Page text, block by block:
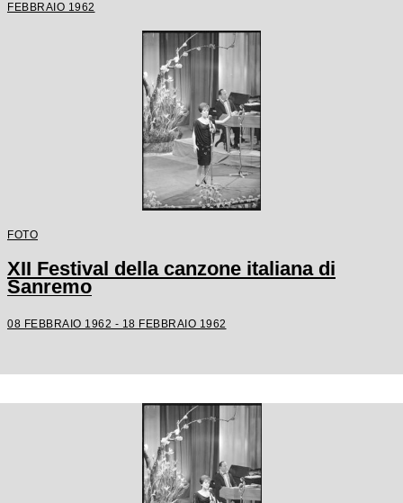
FEBBRAIO 1962
FOTO
XII Festival della canzone italiana di
Sanremo
08 FEBBRAIO 1962 - 18 FEBBRAIO 1962